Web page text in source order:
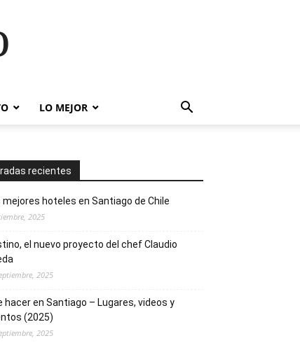
LO MEJOR
recientes
mejores hoteles en Santiago de Chile
2025
el nuevo proyecto del chef Claudio
2025
hacer en Santiago – Lugares, videos y
(2025)
2025